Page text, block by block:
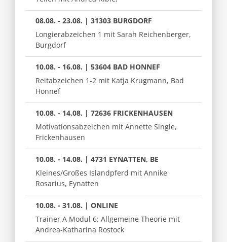
08.08. - 23.08. | 31303 BURGDORF
Longierabzeichen 1 mit Sarah Reichenberger,
Burgdorf
10.08. - 16.08. | 53604 BAD HONNEF
Reitabzeichen 1-2 mit Katja Krugmann, Bad
Honnef
10.08. - 14.08. | 72636 FRICKENHAUSEN
Motivationsabzeichen mit Annette Single,
Frickenhausen
10.08. - 14.08. | 4731 EYNATTEN, BE
Kleines/Großes Islandpferd mit Annike
Rosarius, Eynatten
10.08. - 31.08. | ONLINE
Trainer A Modul 6: Allgemeine Theorie mit
Andrea-Katharina Rostock